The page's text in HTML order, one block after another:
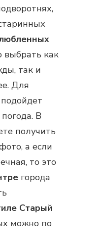
выбрать как
так и
Для
подойдет
В
получить
а если
то это
города
Старый
можно по